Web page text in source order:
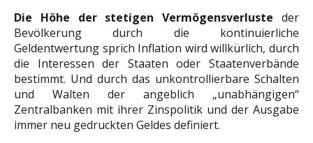
Die Höhe der stetigen Vermögensverluste der
Bevölkerung durch die kontinuierliche
Geldentwertung sprich Inflation wird willkürlich, durch
die Interessen der Staaten oder Staatenverbände
bestimmt. Und durch das unkontrollierbare Schalten
und Walten der angeblich „unabhängigen“
Zentralbanken mit ihrer Zinspolitik und der Ausgabe
immer neu gedruckten Geldes definiert.